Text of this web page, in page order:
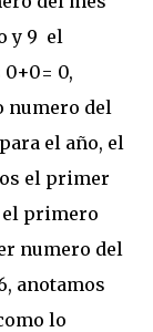
y 9 el
0,
numero del
el año, el
el primer
el primero
numero del
anotamos
lo